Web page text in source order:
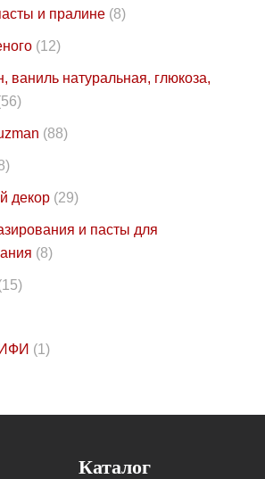
и пралине (8)
(12)
ваниль натуральная, глюкоза,
(88)
декор (29)
и пасты для
(8)
(1)
Каталог